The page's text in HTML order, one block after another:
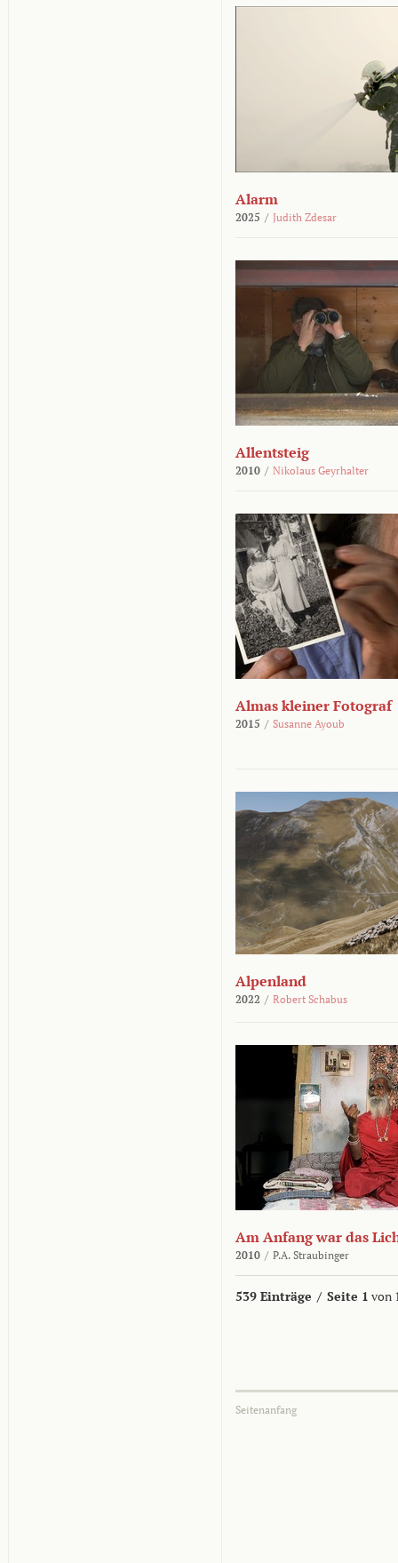
Alarm
2025 / Judith Zdesar
Allentsteig
2010 / Nikolaus Geyrhalter
Almas kleiner Fotograf
2015 / Susanne Ayoub
Alpenland
2022 / Robert Schabus
Am Anfang war das
2010 / P.A. Straubinger
539 Einträge / Seite 1 von
Seitenanfang